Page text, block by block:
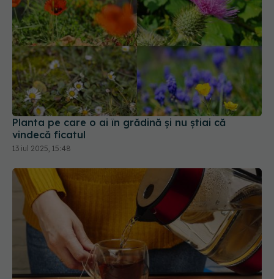
Planta pe care o ai în grădină și nu știai că
vindecă ficatul
13 iul 2025, 15:48